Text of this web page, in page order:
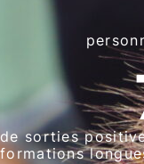
de sorties
formations